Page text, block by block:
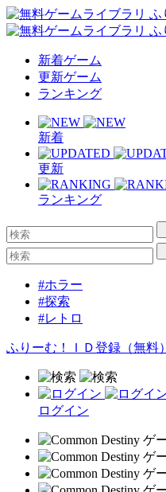
新着ゲーム
更新ゲーム
ランキング
新着
更新
ランキング
#ホラー
#探索
#レトロ
ふりーむ！ＩＤ登録（無料）
ログイン